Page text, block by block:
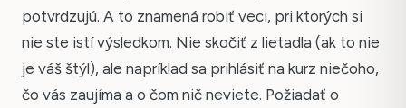
potvrdzujú. A to znamená robiť veci, pri ktorých si
nie ste istí výsledkom. Nie skočiť z lietadla (ak to nie
je váš štýl), ale napríklad sa prihlásiť na kurz niečoho,
čo vás zaujíma a o čom nič neviete. Požiadať o